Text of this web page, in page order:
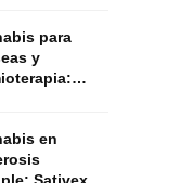
para
y
en
Sativex,